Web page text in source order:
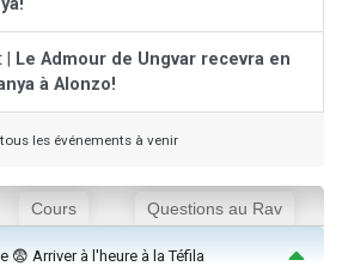
Le Admour de Ungvar recevra en
à Alonzo!
les événements à venir
Cours Questions au Rav
😨 Arriver à l'heure à la Téfila